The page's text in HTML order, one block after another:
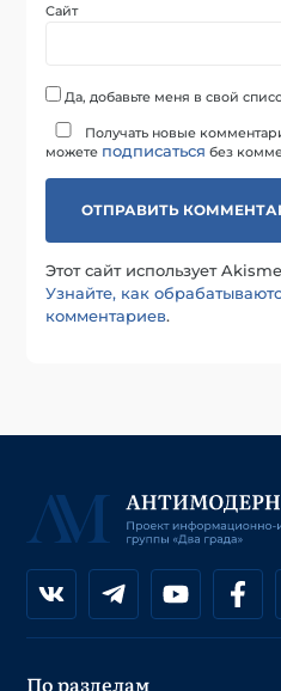
Сайт
Да, добавьте меня в свой
Получать новые
можете подписаться без
Этот сайт использует
Узнайте, как
комментариев.
По разделам